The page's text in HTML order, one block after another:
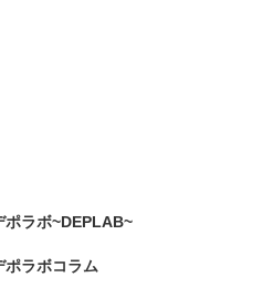
ポラボ~DEPLAB~
ポラボコラム